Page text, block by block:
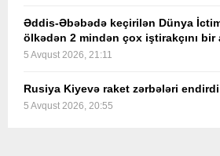
Əddis-Əbəbədə keçirilən Dünya
ölkədən 2 mindən çox iştirakçını bir
5 Avqust 2026, 21:11
Rusiya Kiyevə raket zərbələri
5 Avqust 2026, 20:55